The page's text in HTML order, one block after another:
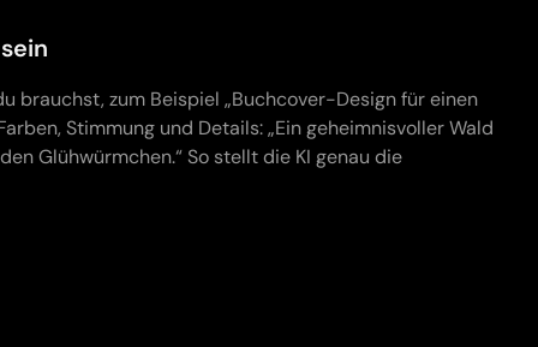
brauchst, zum Beispiel „Buchcover-Design für einen
Stimmung und Details: „Ein geheimnisvoller Wald
Glühwürmchen.“ So stellt die KI genau die